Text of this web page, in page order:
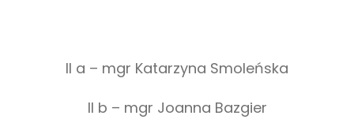
II a – mgr Katarzyna Smoleńska
II b – mgr Joanna Bazgier